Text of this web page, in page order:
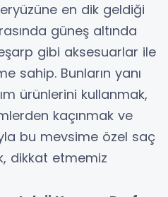
en dik geldiği
güneş altında
gibi aksesuarlar ile
sahip. Bunların yanı
ürünlerini kullanmak,
kaçınmak ve
bu mevsime özel saç
dikkat etmemiz